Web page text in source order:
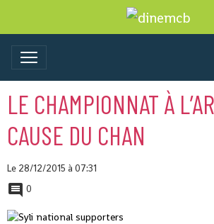
LE CHAMPIONNAT À
CAUSE DU CHAN
Le 28/12/2015 à 07:31
0